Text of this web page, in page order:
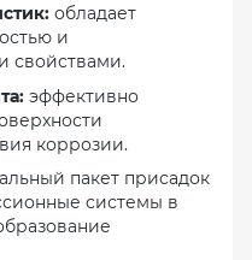
обладает
и
свойствами.
эффективно
коррозии.
пакет присадок
системы в